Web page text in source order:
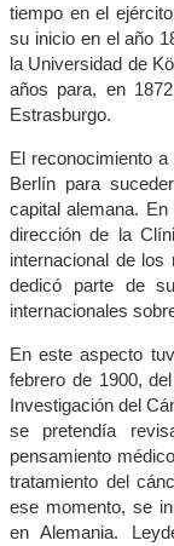
tiempo en el
su inicio en el año
la Universidad de
años para, en
Estrasburgo.
El reconocimiento
Berlín para
capital alemana.
dirección de la
internacional de
dedicó parte de
internacionales
En este aspecto
febrero de 1900,
Investigación del
se pretendía
pensamiento
tratamiento del
ese momento, se
en Alemania.